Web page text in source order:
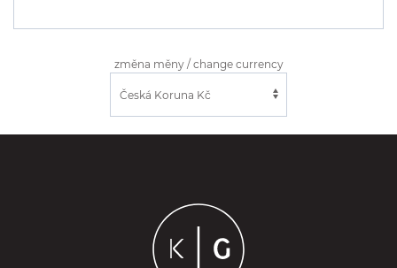
změna měny / change currency